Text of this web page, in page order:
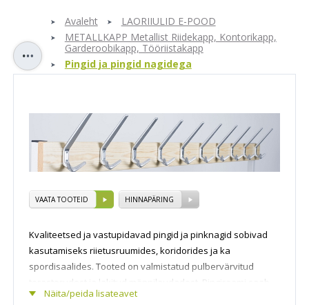
Avaleht
LAORIIULID E-POOD
METALLKAPP Metallist Riidekapp, Kontorikapp,
Garderoobikapp, Tööriistakapp
Pingid ja pingid nagidega
VAATA TOOTEID HINNAPÄRING
Näita/peida lisateavet
Kvaliteetsed ja vastupidavad pingid ja pinknagid sobivad
kasutamiseks riietusruumides, koridorides ja ka
spordisaalides. Tooted on valmistatud pulbervärvitud
terastorudest ja lakitud männilaudadest. Pingiraami saab
tellida mitmes värvitoonis meie värvikaardi alusel ilma